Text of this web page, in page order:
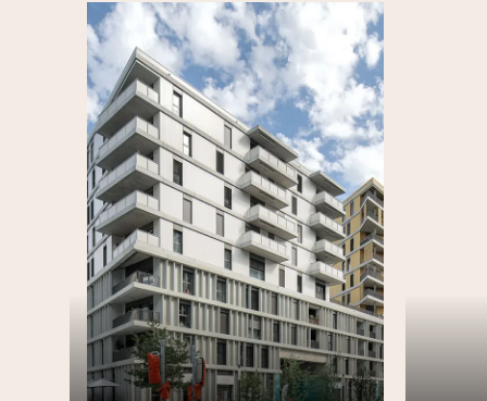
Multinet Services SA
Multinet Revêtements SA